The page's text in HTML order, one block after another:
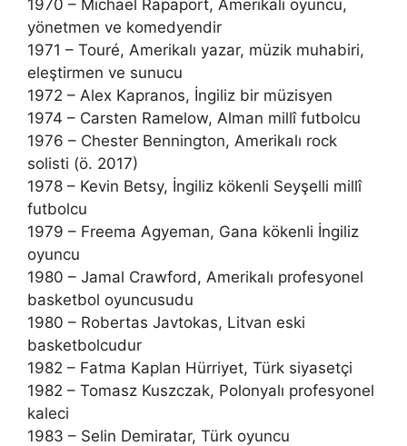
1970 – Michael Rapaport, Amerikalı oyuncu,
yönetmen ve komedyendir
1971 – Touré, Amerikalı yazar, müzik muhabiri,
eleştirmen ve sunucu
1972 – Alex Kapranos, İngiliz bir müzisyen
1974 – Carsten Ramelow, Alman millî futbolcu
1976 – Chester Bennington, Amerikalı rock
solisti (ö. 2017)
1978 – Kevin Betsy, İngiliz kökenli Seyşelli millî
futbolcu
1979 – Freema Agyeman, Gana kökenli İngiliz
oyuncu
1980 – Jamal Crawford, Amerikalı profesyonel
basketbol oyuncusudu
1980 – Robertas Javtokas, Litvan eski
basketbolcudur
1982 – Fatma Kaplan Hürriyet, Türk siyasetçi
1982 – Tomasz Kuszczak, Polonyalı profesyonel
kaleci
1983 – Selin Demiratar, Türk oyuncu